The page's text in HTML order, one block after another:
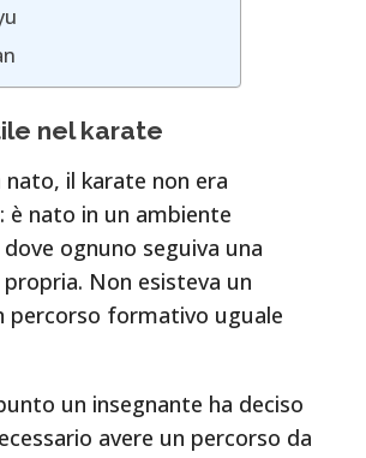
nel karate
nato, il karate non era
nato in un ambiente
ognuno seguiva una
Non esisteva un
percorso formativo uguale
un insegnante ha deciso
avere un percorso da